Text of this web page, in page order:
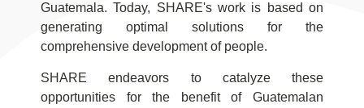
Guatemala. Today, SHARE's work is based on
generating optimal solutions for the
comprehensive development of people.
SHARE endeavors to catalyze these
opportunities for the benefit of Guatemalan